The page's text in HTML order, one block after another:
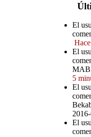
El
El
5
El
El